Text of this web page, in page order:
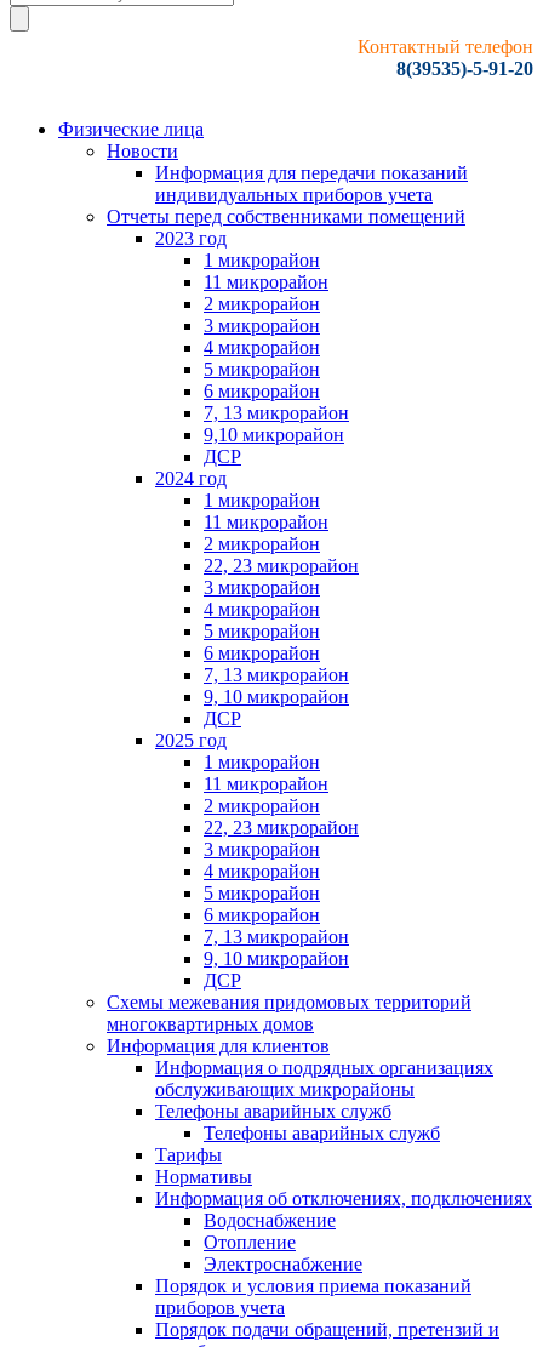
Контактный телефон
8(39535)-5-91-20
Физические лица
Новости
Информация для передачи показаний
индивидуальных приборов учета
Отчеты перед собственниками помещений
2023 год
1 микрорайон
11 микрорайон
2 микрорайон
3 микрорайон
4 микрорайон
5 микрорайон
6 микрорайон
7, 13 микрорайон
9,10 микрорайон
ДСР
2024 год
1 микрорайон
11 микрорайон
2 микрорайон
22, 23 микрорайон
3 микрорайон
4 микрорайон
5 микрорайон
6 микрорайон
7, 13 микрорайон
9, 10 микрорайон
ДСР
2025 год
1 микрорайон
11 микрорайон
2 микрорайон
22, 23 микрорайон
3 микрорайон
4 микрорайон
5 микрорайон
6 микрорайон
7, 13 микрорайон
9, 10 микрорайон
ДСР
Схемы межевания придомовых территорий
многоквартирных домов
Информация для клиентов
Информация о подрядных организациях
обслуживающих микрорайоны
Телефоны аварийных служб
Телефоны аварийных служб
Тарифы
Нормативы
Информация об отключениях, подключениях
Водоснабжение
Отопление
Электроснабжение
Порядок и условия приема показаний
приборов учета
Порядок подачи обращений, претензий и